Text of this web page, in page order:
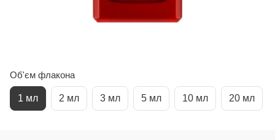
Об'єм флакона
1 мл 2 мл 3 мл 5 мл 10 мл 20 мл